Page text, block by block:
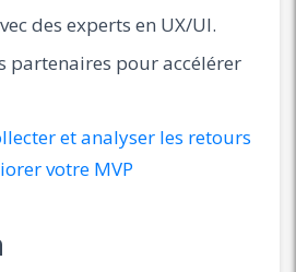
des experts en UX/UI.
partenaires pour accélérer
et analyser les retours
votre MVP